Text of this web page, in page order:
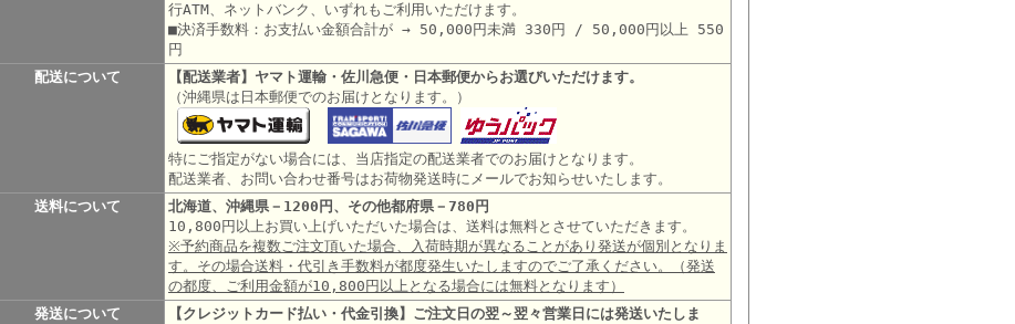
行ATM、ネットバンク、いずれもご利用いただけます。
■決済手数料：お支払い金額合計が → 50,000円未満 330円 / 50,000円以上 550
円
配送について
【配送業者】ヤマト運輸・佐川急便・日本郵便からお選びいただけます。
（沖縄県は日本郵便でのお届けとなります。）
特にご指定がない場合には、当店指定の配送業者でのお届けとなります。
配送業者、お問い合わせ番号はお荷物発送時にメールでお知らせいたします。
送料について
北海道、沖縄県－1200円、その他都府県－780円
10,800円以上お買い上げいただいた場合は、送料は無料とさせていただきます。
※予約商品を複数ご注文頂いた場合、入荷時期が異なることがあり発送が個別となりま
す。その場合送料・代引き手数料が都度発生いたしますのでご了承ください。（発送
の都度、ご利用金額が10,800円以上となる場合には無料となります）
発送について
【クレジットカード払い・代金引換】ご注文日の翌～翌々営業日には発送いたしま